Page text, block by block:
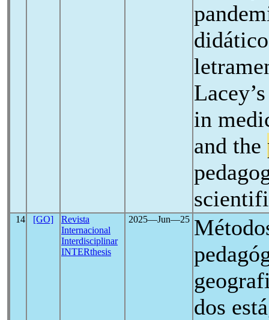
in
and the
14 [GO]
Revista
Internacional
Interdisciplinar
INTERthesis
2025―Jun―25
dos